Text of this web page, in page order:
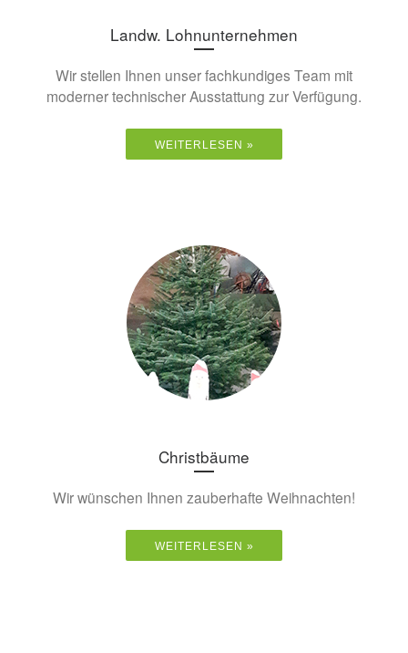
Landw. Lohnunternehmen
Wir stellen Ihnen unser fachkundiges Team mit
moderner technischer Ausstattung zur Verfügung.
WEITERLESEN »
Christbäume
Wir wünschen Ihnen zauberhafte Weihnachten!
WEITERLESEN »